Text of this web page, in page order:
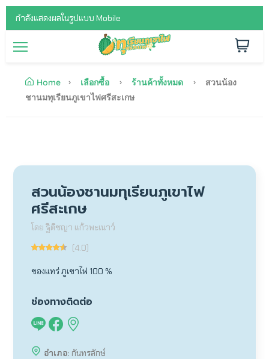
กำลังแสดงผลในรูปแบบ Mobile
Home เลือกซื้อ ร้านค้าทั้งหมด
สวนน้อง
ชานมทุเรียนภูเขาไฟศรีสะเกษ
สวนน้องชานมทุเรียนภูเขาไฟ
ศรีสะเกษ
โดย ฐิติชญา แก้วพะเนาว์
(4.0)
ของแทร่ ภูเขาไฟ 100 %
ช่องทางติดต่อ
อำเภอ: กันทรลักษ์